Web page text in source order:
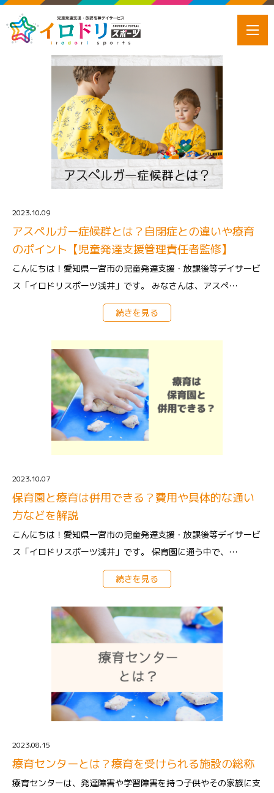
2023.10.09
アスペルガー症候群とは？自閉症との違いや療育
のポイント【児童発達支援管理責任者監修】
こんにちは！愛知県一宮市の児童発達支援・放課後等デイサービ
ス「イロドリスポーツ浅井」です。 みなさんは、アスペ…
続きを見る
2023.10.07
保育園と療育は併用できる？費用や具体的な通い
方などを解説
こんにちは！愛知県一宮市の児童発達支援・放課後等デイサービ
ス「イロドリスポーツ浅井」です。 保育園に通う中で、…
続きを見る
2023.08.15
療育センターとは？療育を受けられる施設の総称
療育センターは、発達障害や学習障害を持つ子供やその家族に支